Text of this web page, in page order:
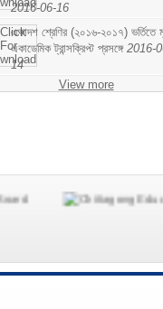
2016-06-16
একাদশ শ্রেণির (২০১৬-২০১৭) ভর্তিতে
একাডেমিক ট্রান্সক্রিপ্ট প্রসঙ্গে 2016-
14
View more